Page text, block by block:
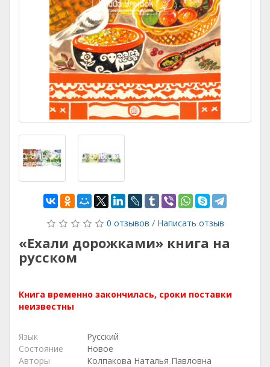
0 отзывов / Написать отзыв
«Ехали дорожками» книга на
русском
Книга временно закончилась, сроки поставки
неизвестны
Язык
Русский
Состояние
Новое
Авторы
Колпакова Наталья Павловна